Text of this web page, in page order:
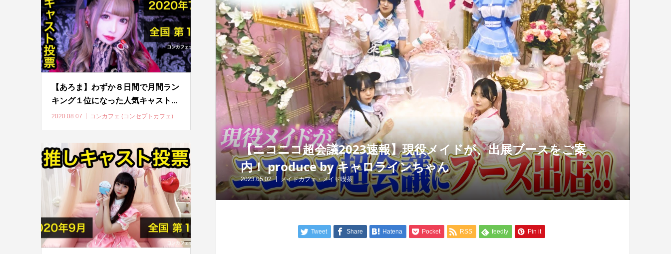
【ニコニコ超会議2023速報】現役メイドが、出展ブースをご案
内！ produce by キャロラインちゃん
2023.05.02 メイドカフェ・メイド喫茶
Tweet Share Hatena Pocket RSS feedly Pin it
【あろま】わずか８日間で月間ラン
キング１位になった人気キャスト...
2020.08.07 コンカフェ (コンセプトカフェ)